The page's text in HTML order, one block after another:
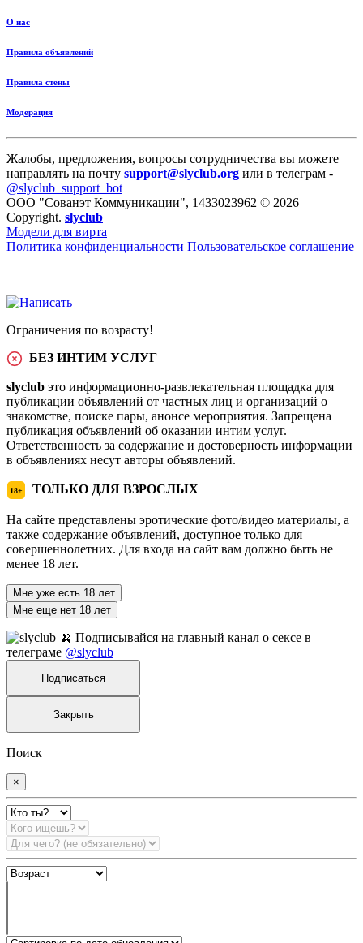
О нас
Правила объявлений
Правила стены
Модерация
Жалобы, предложения, вопросы сотрудничества вы можете
направлять на почту support@slyclub.org или в телеграм -
@slyclub_support_bot
ООО "Сованэт Коммуникации", 1433023962 © 2026
Copyright. slyclub
Модели для вирта
Политика конфиденциальности Пользовательское соглашение
Ограничения по возрасту!
БЕЗ ИНТИМ УСЛУГ
slyclub это информационно-развлекательная площадка для
публикации объявлений от частных лиц и организаций о
знакомстве, поиске пары, анонсе мероприятия. Запрещена
публикация объявлений об оказании интим услуг.
Ответственность за содержание и достоверность информации
в объявлениях несут авторы объявлений.
18+ ТОЛЬКО ДЛЯ ВЗРОСЛЫХ
На сайте представлены эротические фото/видео материалы, а
также содержание объявлений, доступное только для
совершеннолетних. Для входа на сайт вам должно быть не
менее 18 лет.
Мне уже есть 18 лет
Мне еще нет 18 лет
🍌 Подписывайся на главный канал о сексе в
телеграме @slyclub
Подписаться
Закрыть
Поиск
×